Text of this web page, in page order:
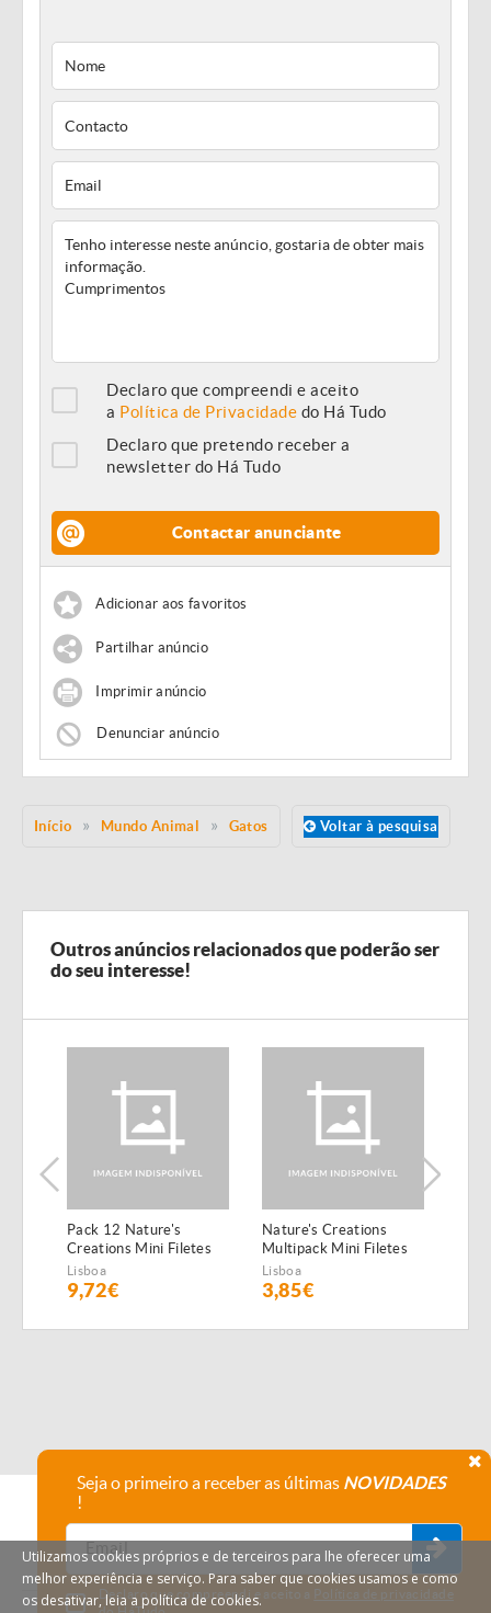
Declaro que compreendi e aceito
a Política de Privacidade do Há Tudo
Declaro que pretendo receber a
newsletter do Há Tudo
Contactar anunciante
Adicionar aos favoritos
Partilhar anúncio
Imprimir anúncio
Denunciar anúncio
Início Mundo Animal Gatos Voltar à pesquisa
Outros anúncios relacionados que poderão ser
do seu interesse!
Pack 12 Nature's
Creations Mini Filetes
de Boi
Lisboa
9,72€
Nature's Creations
Multipack Mini Filetes
de Peixe do Oceano e
atum
Lisboa
3,85€
Seja o primeiro a receber as últimas NOVIDADES
!
Declaro que compreendi e aceito a Política de privacidade
Utilizamos cookies próprios e de terceiros para lhe oferecer uma
melhor experiência e serviço. Para saber que cookies usamos e como
os desativar, leia a política de cookies.